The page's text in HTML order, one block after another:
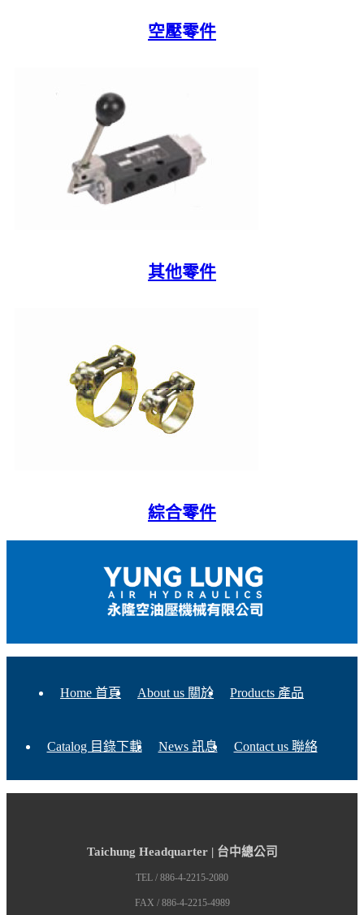
空壓零件
其他零件
綜合零件
Home 首頁 About us 關於 Products 產品
Catalog 目錄下載 News 訊息 Contact us 聯絡
Taichung Headquarter | 台中總公司
TEL / 886-4-2215-2080
FAX / 886-4-2215-4989